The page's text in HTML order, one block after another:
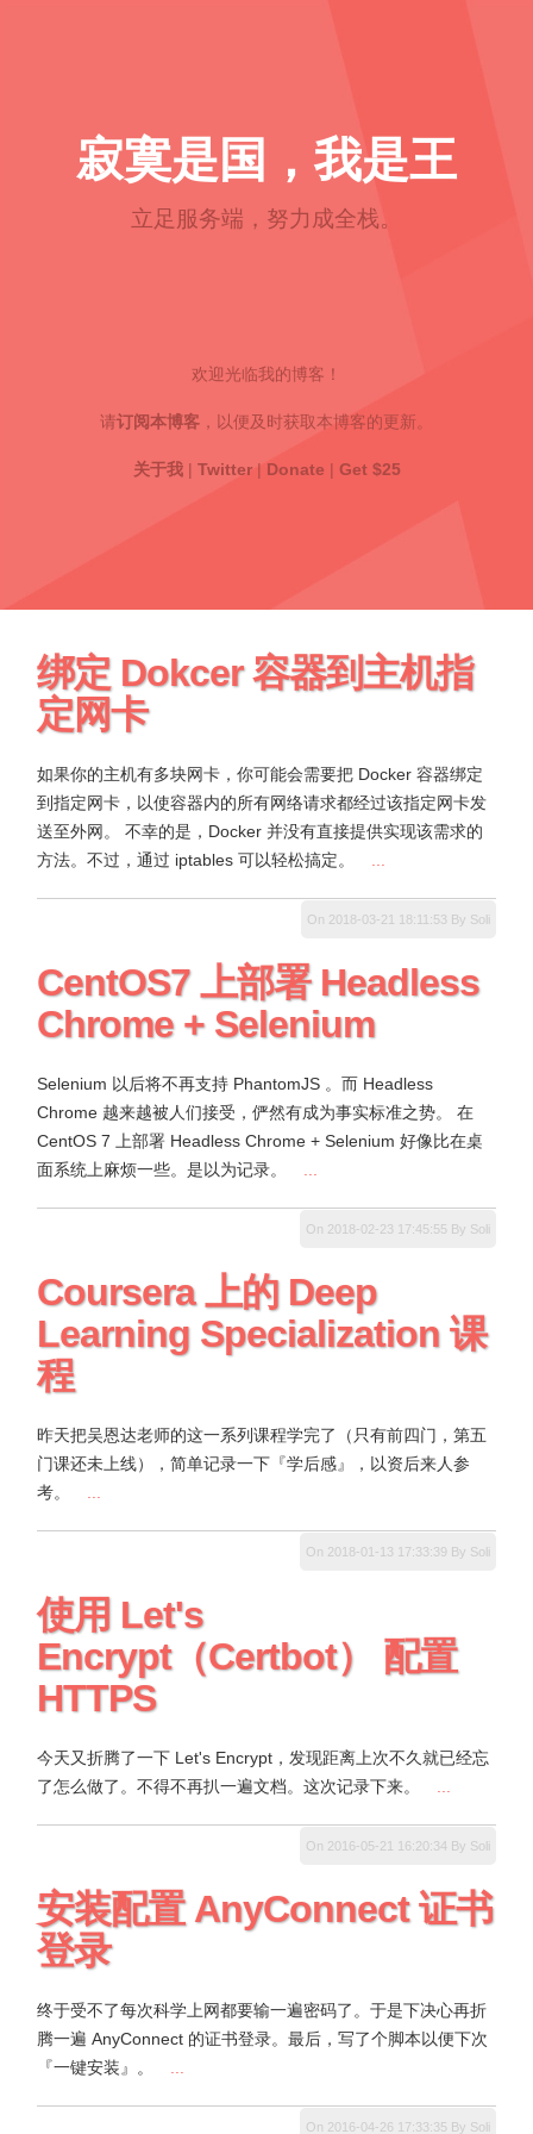
寂寞是国，我是王
立足服务端，努力成全栈。
欢迎光临我的博客！
请订阅本博客 ，以便及时获取本博客的更新。
关于我| Twitter| Donate | Get $25
绑定 Dokcer 容器到主机指
定网卡
如果你的主机有多块网卡，你可能会需要把 Docker 容器绑定
到指定网卡，以使容器内的所有网络请求都经过该指定网卡发
送至外网。 不幸的是，Docker 并没有直接提供实现该需求的
方法。不过，通过 iptables 可以轻松搞定。
On 2018-03-21 18:11:53 By Soli
CentOS7 上部署 Headless
Chrome + Selenium
Selenium 以后将不再支持 PhantomJS 。而 Headless
Chrome 越来越被人们接受，俨然有成为事实标准之势。 在
CentOS 7 上部署 Headless Chrome + Selenium 好像比在桌
面系统上麻烦一些。是以为记录。
On 2018-02-23 17:45:55 By Soli
Coursera 上的 Deep
Learning Specialization 课
程
昨天把吴恩达老师的这一系列课程学完了（只有前四门，第五
门课还未上线），简单记录一下『学后感』，以资后来人参
考。
On 2018-01-13 17:33:39 By Soli
使用 Let's
Encrypt（Certbot） 配置
HTTPS
今天又折腾了一下 Let's Encrypt，发现距离上次不久就已经忘
了怎么做了。不得不再扒一遍文档。这次记录下来。
On 2016-05-21 16:20:34 By Soli
安装配置 AnyConnect 证书
登录
终于受不了每次科学上网都要输一遍密码了。于是下决心再折
腾一遍 AnyConnect 的证书登录。最后，写了个脚本以便下次
『一键安装』。
On 2016-04-26 17:33:35 By Soli